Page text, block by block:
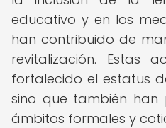
educativo y en los
han contribuido de
revitalización. Estas
fortalecido el estatus
sino que también han
ámbitos formales y